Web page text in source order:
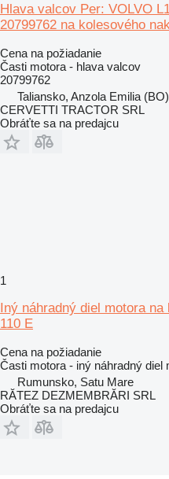
Hlava valcov Per: VOLVO
20799762 na kolesového
Cena na požiadanie
Časti motora - hlava valcov
20799762
Taliansko, Anzola Emilia (BO)
CERVETTI TRACTOR SRL
Obráťte sa na predajcu
1
Iný náhradný diel motora
110 E
Cena na požiadanie
Časti motora - iný náhradný diel
Rumunsko, Satu Mare
RĂTEZ DEZMEMBRĂRI SRL
Obráťte sa na predajcu